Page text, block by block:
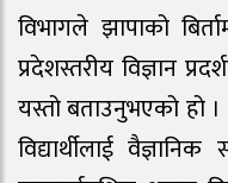
विभागले झापाको
प्रदेशस्तरीय विज्ञान
यस्तो बताउनुभएको हो
विद्यार्थीलाई